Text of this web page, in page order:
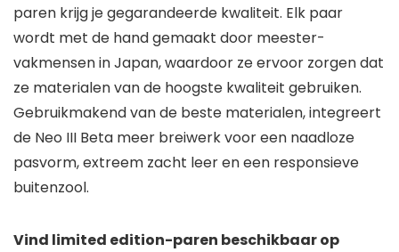
paren krijg je gegarandeerde kwaliteit. Elk paar
wordt met de hand gemaakt door meester-
vakmensen in Japan, waardoor ze ervoor zorgen dat
ze materialen van de hoogste kwaliteit gebruiken.
Gebruikmakend van de beste materialen, integreert
de Neo III Beta meer breiwerk voor een naadloze
pasvorm, extreem zacht leer en een responsieve
buitenzool.
Vind limited edition-paren beschikbaar op